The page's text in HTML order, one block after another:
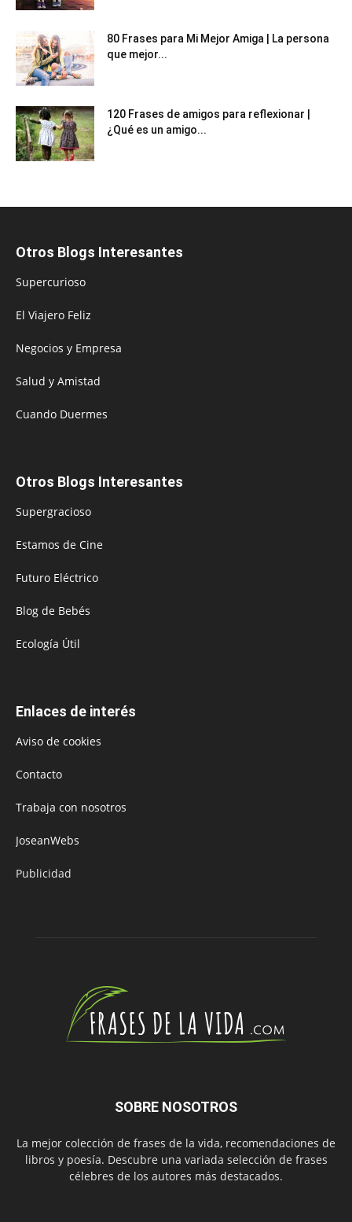
80 Frases para Mi Mejor Amiga | La persona
que mejor...
120 Frases de amigos para reflexionar |
¿Qué es un amigo...
Otros Blogs Interesantes
Supercurioso
El Viajero Feliz
Negocios y Empresa
Salud y Amistad
Cuando Duermes
Otros Blogs Interesantes
Supergracioso
Estamos de Cine
Futuro Eléctrico
Blog de Bebés
Ecología Útil
Enlaces de interés
Aviso de cookies
Contacto
Trabaja con nosotros
JoseanWebs
Publicidad
SOBRE NOSOTROS
La mejor colección de frases de la vida, recomendaciones de
libros y poesía. Descubre una variada selección de frases
célebres de los autores más destacados.